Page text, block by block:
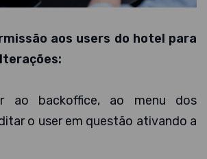
aos users do hotel para
ao backoffice, ao menu dos
o user em questão ativando a